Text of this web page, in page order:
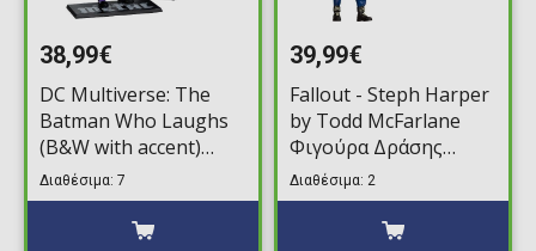
38,99€
DC Multiverse: The
Batman Who Laughs
(B&W with accent)
(Gold Label) by Todd
McFarlane Φιγούρα
Δράσης (18cm)
Διαθέσιμα: 7
39,99€
Fallout - Steph Harper
by Todd McFarlane
Φιγούρα Δράσης
(16cm)
Διαθέσιμα: 2